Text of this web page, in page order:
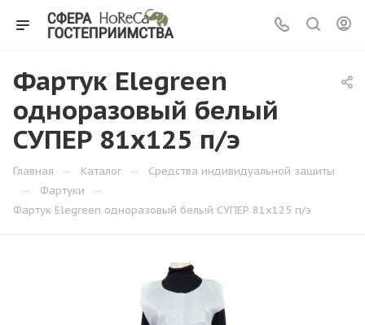
Фартук Elegreen
одноразовый белый
СУПЕР 81х125 п/э
Главная — Каталог — Средства индивидуальной защиты
— Фартуки —
Фартук Elegreen одноразовый белый СУПЕР 81х125 п/э